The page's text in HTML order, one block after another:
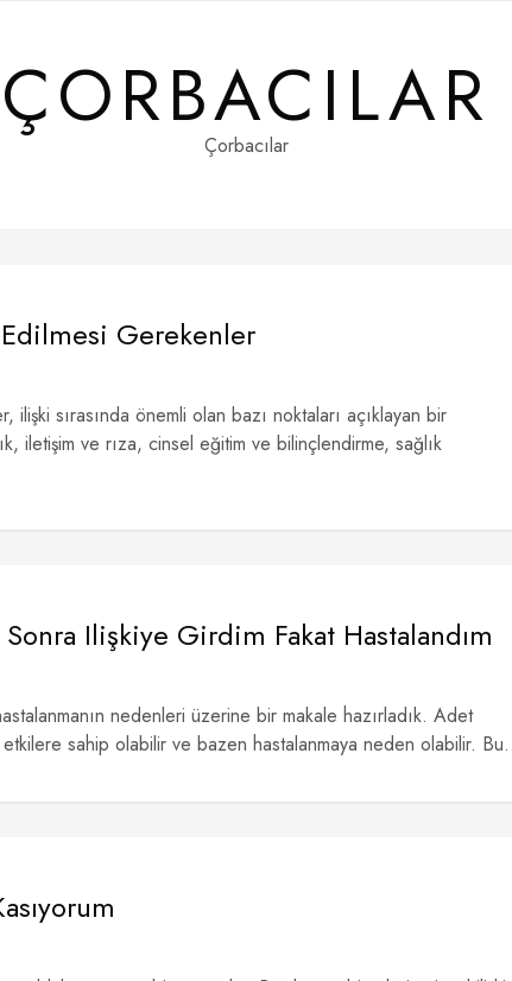
ÇORBACILAR
Çorbacılar
Gerekenler
sırasında önemli olan bazı noktaları açıklayan bir
iletişim ve rıza, cinsel eğitim ve bilinçlendirme, sağlık
Ilişkiye Girdim Fakat Hastalandım
nedenleri üzerine bir makale hazırladık. Adet
sahip olabilir ve bazen hastalanmaya neden olabilir.